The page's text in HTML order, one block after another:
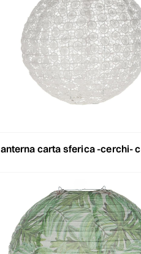
lanterna carta sferica -cerchi- cm 30 bianca